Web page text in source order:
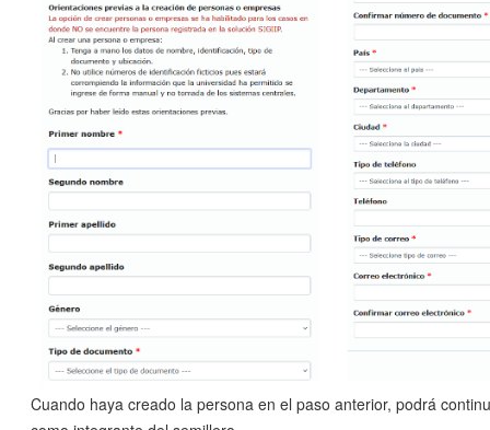
Cuando haya creado la persona en el paso anterior, podrá